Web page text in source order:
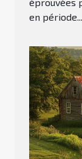
éprouvées
en période...